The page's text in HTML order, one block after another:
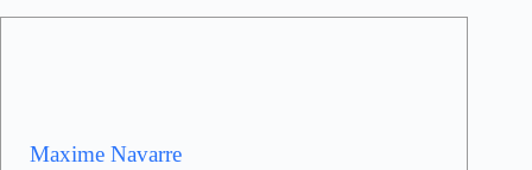
Maxime Navarre